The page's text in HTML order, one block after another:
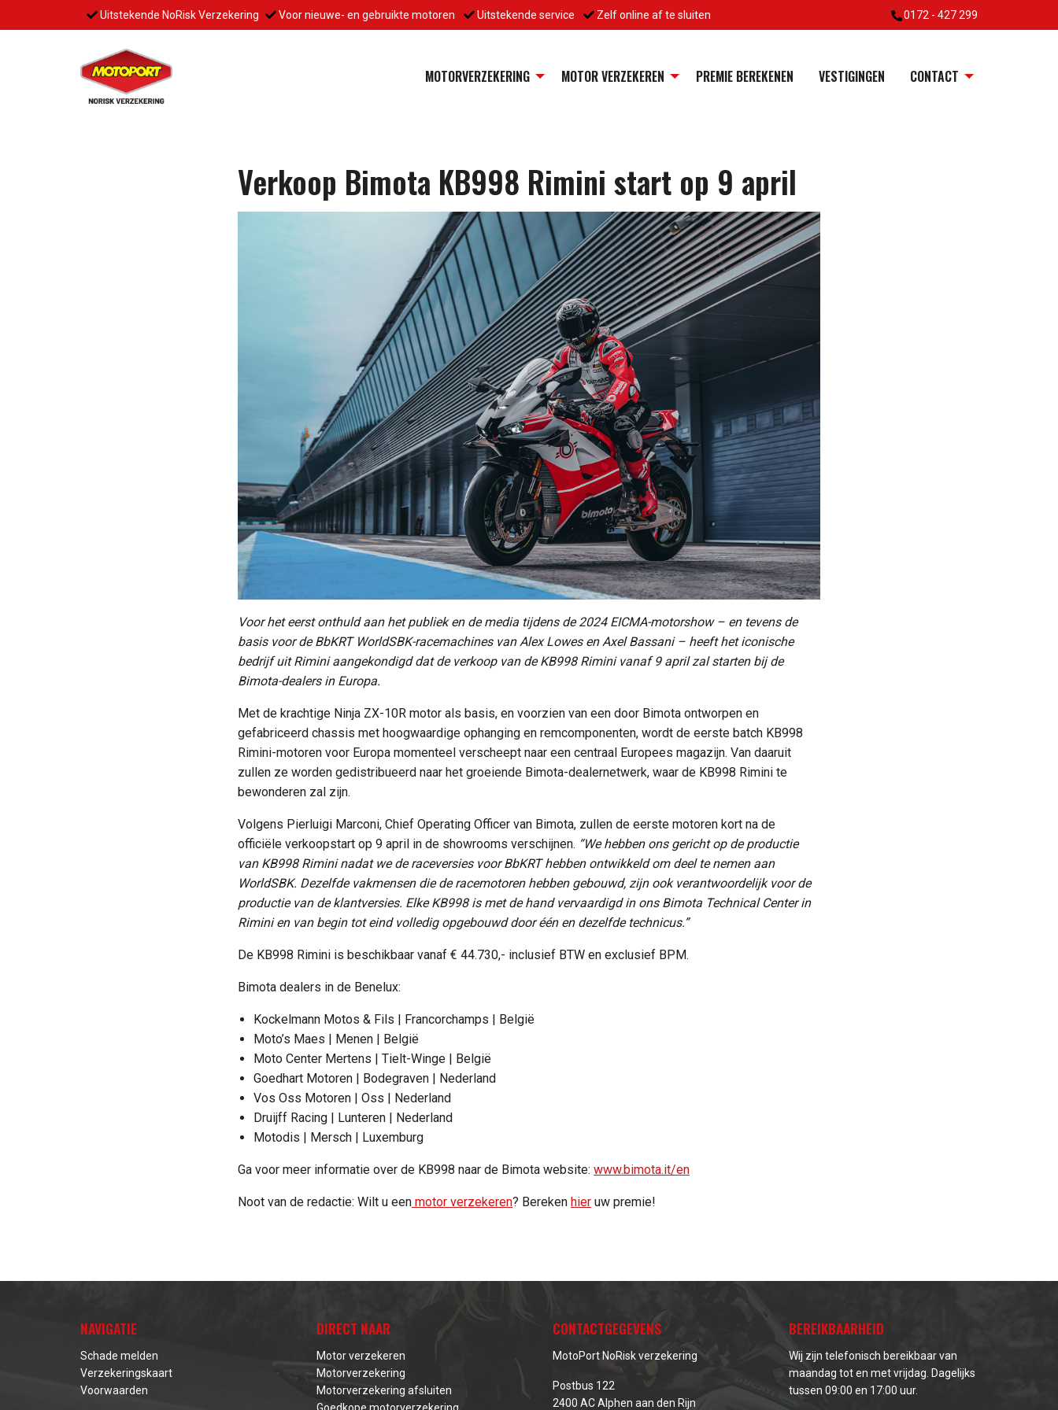
Uitstekende NoRisk Verzekering Voor nieuwe- en gebruikte motoren Uitstekende service Zelf online af te sluiten 0172 - 427 299
MOTORVERZEKERING MOTOR VERZEKEREN PREMIE BEREKENEN VESTIGINGEN CONTACT
Verkoop Bimota KB998 Rimini start op 9 april
Voor het eerst onthuld aan het publiek en de media tijdens de 2024 EICMA-motorshow – en tevens de
basis voor de BbKRT WorldSBK-racemachines van Alex Lowes en Axel Bassani – heeft het iconische
bedrijf uit Rimini aangekondigd dat de verkoop van de KB998 Rimini vanaf 9 april zal starten bij de
Bimota-dealers in Europa.
Met de krachtige Ninja ZX-10R motor als basis, en voorzien van een door Bimota ontworpen en
gefabriceerd chassis met hoogwaardige ophanging en remcomponenten, wordt de eerste batch KB998
Rimini-motoren voor Europa momenteel verscheept naar een centraal Europees magazijn. Van daaruit
zullen ze worden gedistribueerd naar het groeiende Bimota-dealernetwerk, waar de KB998 Rimini te
bewonderen zal zijn.
Volgens Pierluigi Marconi, Chief Operating Officer van Bimota, zullen de eerste motoren kort na de
officiële verkoopstart op 9 april in de showrooms verschijnen. “We hebben ons gericht op de productie
van KB998 Rimini nadat we de raceversies voor BbKRT hebben ontwikkeld om deel te nemen aan
WorldSBK. Dezelfde vakmensen die de racemotoren hebben gebouwd, zijn ook verantwoordelijk voor de
productie van de klantversies. Elke KB998 is met de hand vervaardigd in ons Bimota Technical Center in
Rimini en van begin tot eind volledig opgebouwd door één en dezelfde technicus.”
De KB998 Rimini is beschikbaar vanaf € 44.730,- inclusief BTW en exclusief BPM.
Bimota dealers in de Benelux:
Kockelmann Motos & Fils | Francorchamps | België
Moto’s Maes | Menen | België
Moto Center Mertens | Tielt-Winge | België
Goedhart Motoren | Bodegraven | Nederland
Vos Oss Motoren | Oss | Nederland
Druijff Racing | Lunteren | Nederland
Motodis | Mersch | Luxemburg
Ga voor meer informatie over de KB998 naar de Bimota website: www.bimota.it/en
Noot van de redactie: Wilt u een motor verzekeren? Bereken hier uw premie!
NAVIGATIE
Schade melden
Verzekeringskaart
Voorwaarden
DIRECT NAAR
Motor verzekeren
Motorverzekering
Motorverzekering afsluiten
CONTACTGEGEVENS
MotoPort NoRisk verzekering
Postbus 122
2400 AC Alphen aan den Rijn
BEREIKBAARHEID
Wij zijn telefonisch bereikbaar van
maandag tot en met vrijdag. Dagelijks
tussen 09:00 en 17:00 uur.